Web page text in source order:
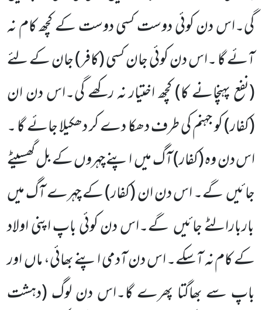
گی۔اس دن کوئی دوست کسی دوست کے کچھ کام نہ
آئے گا ۔اس دن کوئی جان کسی(کافر)جان کے لئے
(نفع پہنچانے کا)کچھ اختیار نہ رکھے گی۔اس دن ان
(کفار)کو جہنم کی طرف دھکا دے کر دھکیلا جائے گا ۔
اس دن وہ(کفار)آگ میں اپنے چہروں کے بل گھسیٹے
جائیں گے۔ اس دن ان(کفار)کے چہرے آگ میں
باربارالٹے جائیں گے۔اس دن کوئی باپ اپنی اولاد
کے کام نہ آسکے۔ اس دن آدمی اپنے بھائی، ماں اور
باپ سے بھاگتا پھرے گا۔اس دن لوگ(دہشت